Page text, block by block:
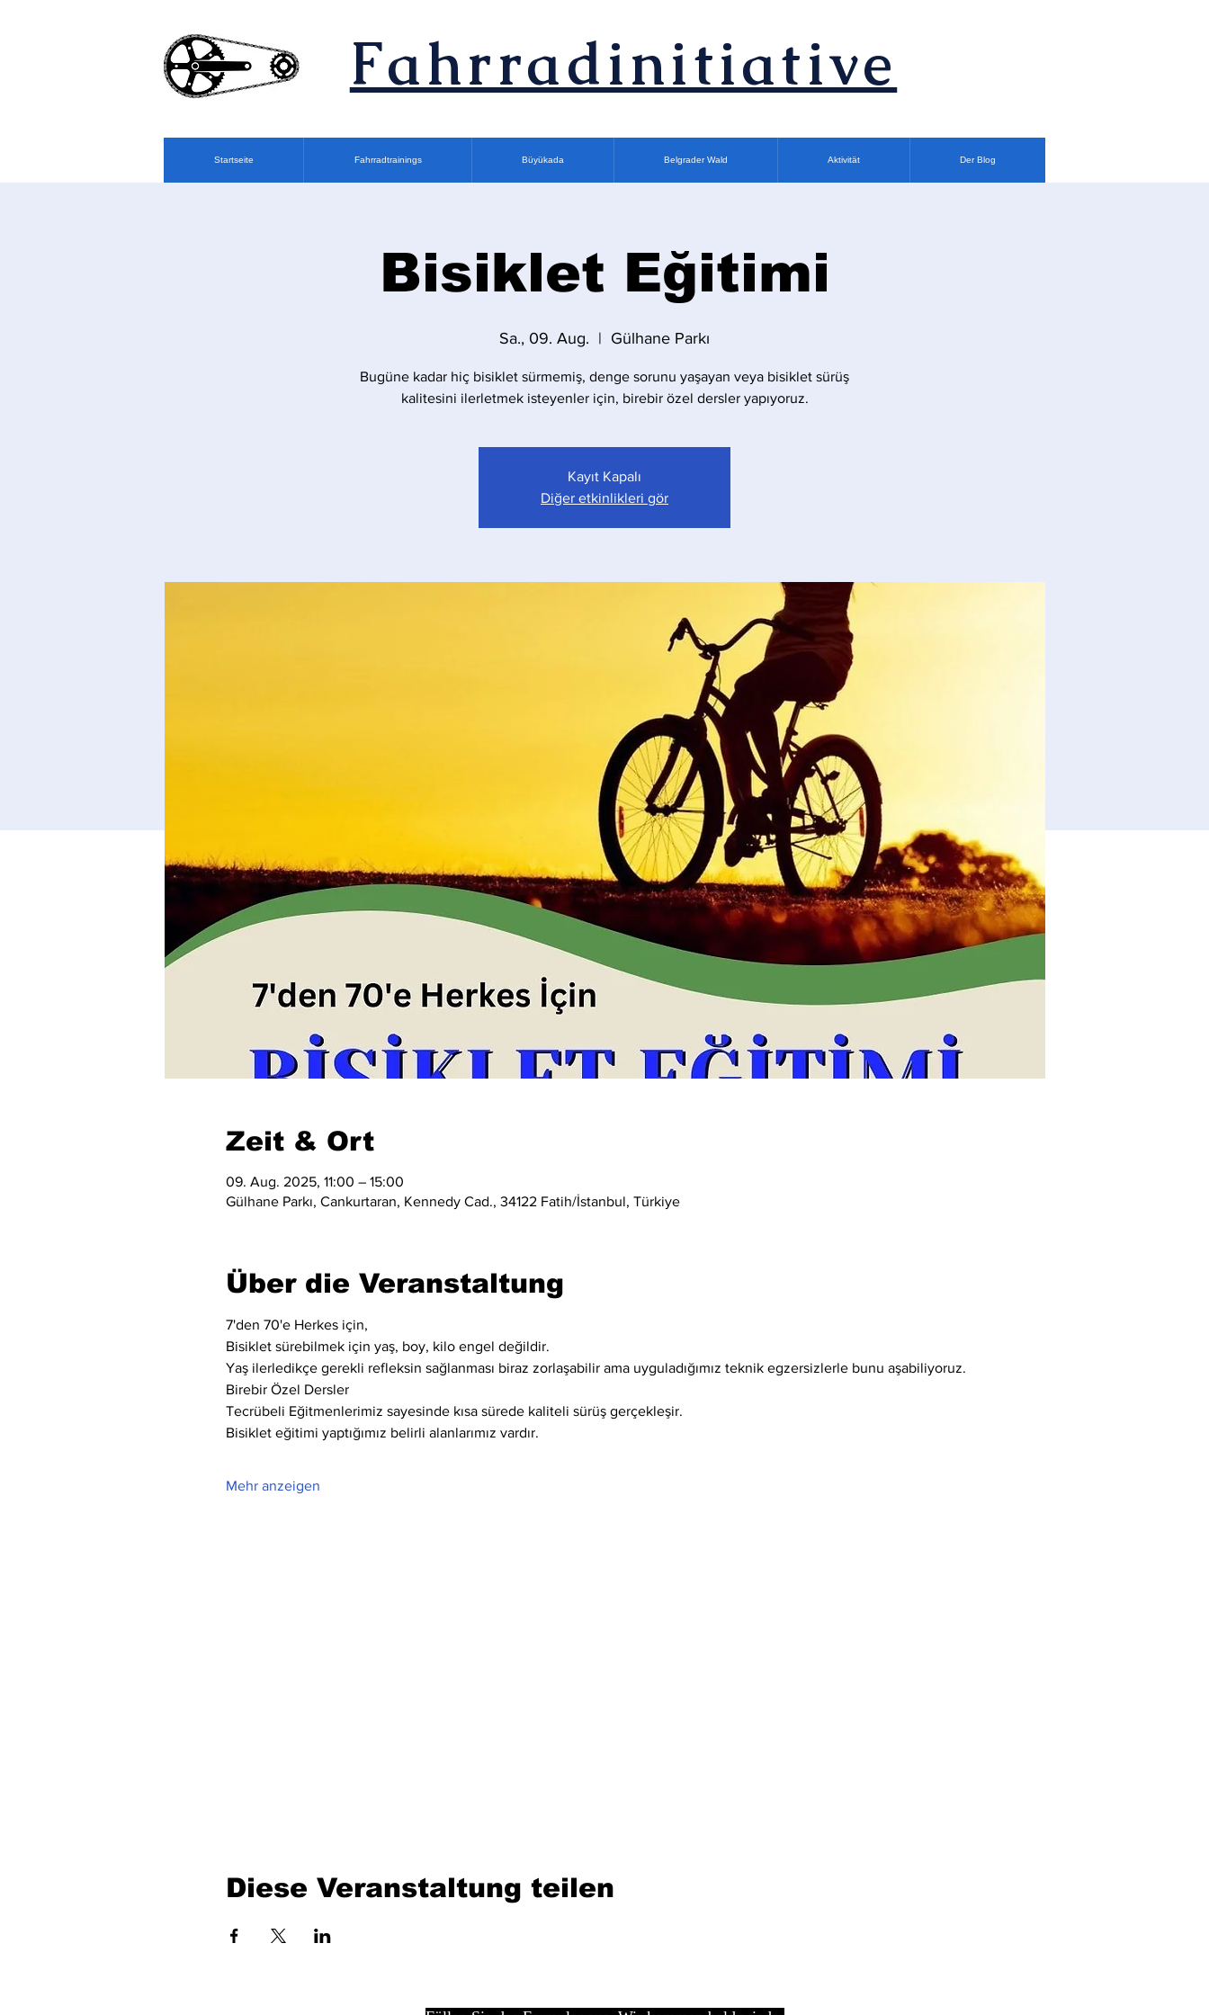
Fahrradinitiative
Startseite Fahrradtrainings Büyükada Belgrader Wald Aktivität Der Blog
Bisiklet Eğitimi
Sa., 09. Aug.
  |
Gülhane Parkı
Bugüne kadar hiç bisiklet sürmemiş, denge sorunu yaşayan veya bisiklet sürüş
kalitesini ilerletmek isteyenler için, birebir özel dersler yapıyoruz.
Kayıt Kapalı
Diğer etkinlikleri gör
Zeit & Ort
09. Aug. 2025, 11:00 – 15:00
Gülhane Parkı, Cankurtaran, Kennedy Cad., 34122 Fatih/İstanbul, Türkiye
Über die Veranstaltung
7'den 70'e Herkes için,
Bisiklet sürebilmek için yaş, boy, kilo engel değildir.
Yaş ilerledikçe gerekli refleksin sağlanması biraz zorlaşabilir ama uyguladığımız teknik egzersizlerle bunu aşabiliyoruz.
Birebir Özel Dersler
Tecrübeli Eğitmenlerimiz sayesinde kısa sürede kaliteli sürüş gerçekleşir.
Bisiklet eğitimi yaptığımız belirli alanlarımız vardır.
Mehr anzeigen
Diese Veranstaltung teilen